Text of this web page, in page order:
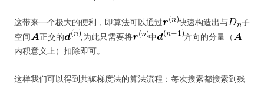
这带来一个极大的便利，即算法可以通过 快速构造出与
子
空间
正交的 ,为此只需要将 中
方向的分量（
内积意义上）扣除即可。
这样我们可以得到共轭梯度法的算法流程：每次搜索都搜索到残